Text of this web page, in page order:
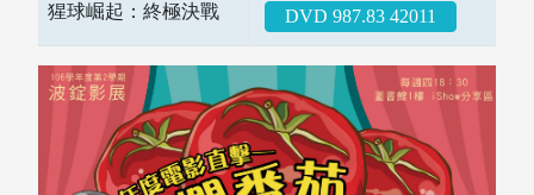
猩球崛起：終極決戰 DVD 987.83 42011